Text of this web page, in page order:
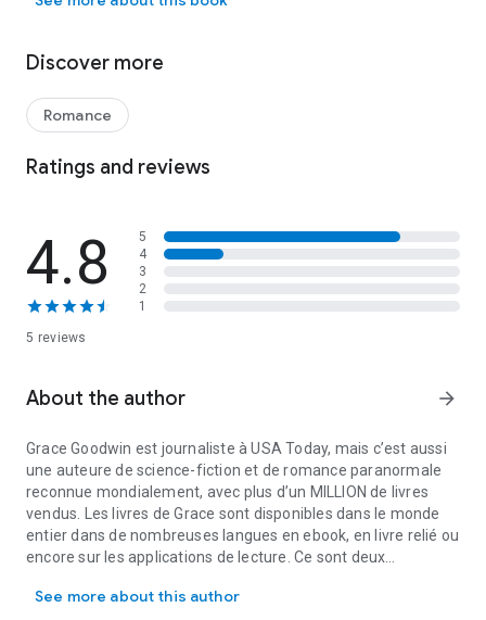
Chaque caresse magique, le moindre halètement, fait partie
plan... n'est-ce pas ?
Tomber amoureuse du trio ? Strictement interdit.
Discover more
Romance
Ratings and reviews
4.8
5 reviews
5
4
3
2
1
About the author arrow_forward
Grace Goodwin est journaliste à USA Today, mais c’est aussi
une auteure de science-fiction et de romance paranormale
reconnue mondialement, avec plus d’un MILLION de livres
vendus. Les livres de Grace sont disponibles dans le monde
entier dans de nombreuses langues en ebook, en livre relié ou
encore sur les applications de lecture. Ce sont deux
cerveau et l’autre qui utilise la partie droite, qui constituent le
See more about this author